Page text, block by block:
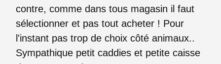
contre, comme dans tous magasin il faut
sélectionner et pas tout acheter ! Pour
l'instant pas trop de choix côté animaux..
Sympathique petit caddies et petite caisse